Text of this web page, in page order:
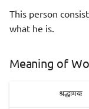
This person
what he is.
Meaning of
श्रद्धामयः